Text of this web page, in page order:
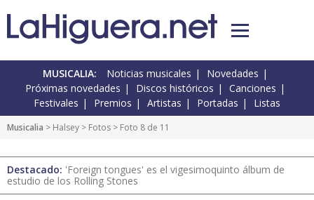
MUSICALIA: Noticias musicales
Novedades
Próximas novedades
Discos históricos
Canciones
Festivales
Premios Artistas Portadas Listas
Musicalia > Halsey > Fotos > Foto 8 de 11
Destacado: 'Foreign tongues' es el vigesimoquinto álbum de
estudio de los Rolling Stones